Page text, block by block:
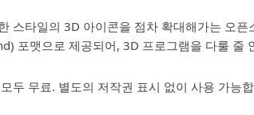
스타일의 3D 아이콘을 점차 확대해가는 오
포맷으로 제공되어, 3D 프로그램을 다룰 줄
두 무료. 별도의 저작권 표시 없이 사용 가능